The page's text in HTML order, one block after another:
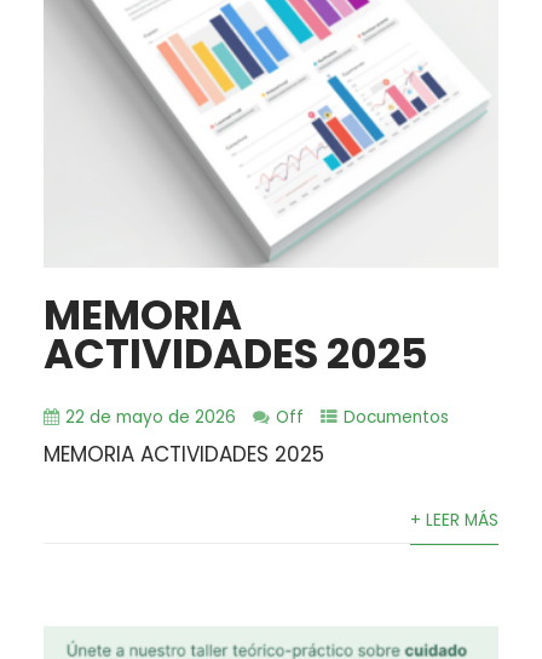
MEMORIA
ACTIVIDADES 2025
22 de mayo de 2026 Off Documentos
MEMORIA ACTIVIDADES 2025
+ LEER MÁS